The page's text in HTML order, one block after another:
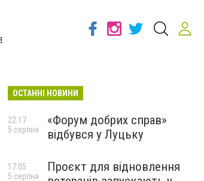
ОСТАННІ НОВИНИ
«Форум добрих справ»
відбувся у Луцьку
22:17
5 серпня
Проєкт для відновлення
17:05
5 серпня